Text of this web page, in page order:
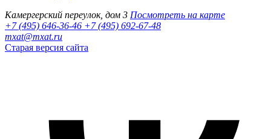
Камергерский переулок, дом 3 Посмотреть на карте
+7 (495) 646-36-46 +7 (495) 692-67-48‬
mxat@mxat.ru
Старая версия сайта